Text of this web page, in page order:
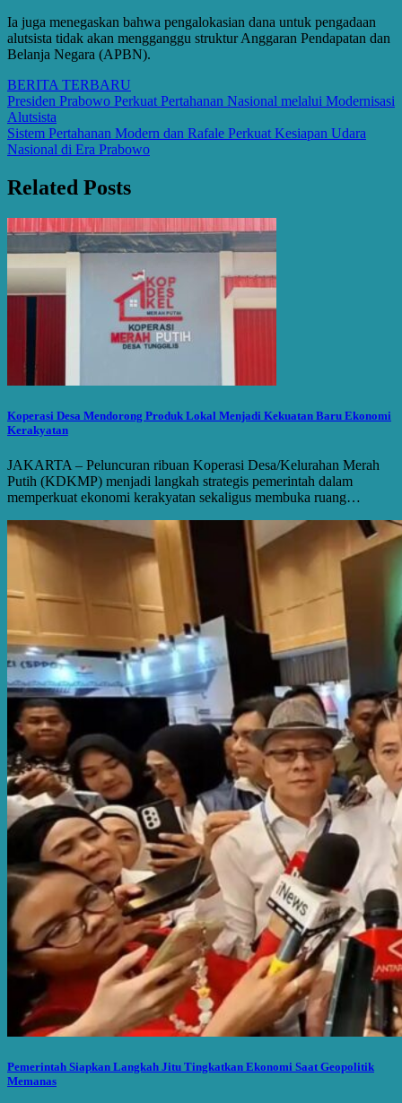
Ia juga menegaskan bahwa pengalokasian dana untuk pengadaan
alutsista tidak akan mengganggu struktur Anggaran Pendapatan dan
Belanja Negara (APBN).
BERITA TERBARU
Post
navigation
Presiden Prabowo Perkuat Pertahanan Nasional melalui Modernisasi
Alutsista
Sistem Pertahanan Modern dan Rafale Perkuat Kesiapan Udara
Nasional di Era Prabowo
Related Posts
Koperasi Desa Mendorong Produk Lokal Menjadi Kekuatan Baru Ekonomi
Kerakyatan
JAKARTA – Peluncuran ribuan Koperasi Desa/Kelurahan Merah
Putih (KDKMP) menjadi langkah strategis pemerintah dalam
memperkuat ekonomi kerakyatan sekaligus membuka ruang…
Pemerintah Siapkan Langkah Jitu Tingkatkan Ekonomi Saat Geopolitik
Memanas